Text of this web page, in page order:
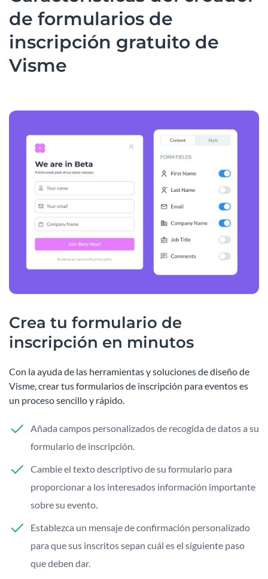
de formularios de
inscripción gratuito de
Visme
Crea tu formulario de
inscripción en minutos
Con la ayuda de las herramientas y soluciones de diseño de
Visme, crear tus formularios de inscripción para eventos es
un proceso sencillo y rápido.
Añada campos personalizados de recogida de datos a su
formulario de inscripción.
Cambie el texto descriptivo de su formulario para
proporcionar a los interesados información importante
sobre su evento.
Establezca un mensaje de confirmación personalizado
para que sus inscritos sepan cuál es el siguiente paso
que deben dar.